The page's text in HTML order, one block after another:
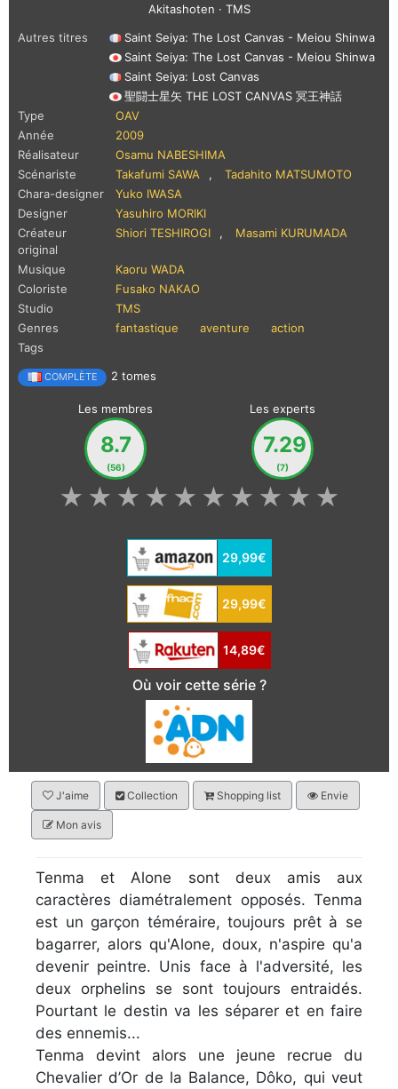
Akitashoten · TMS
Autres titres
Saint Seiya: The Lost Canvas - Meiou Shinwa
Saint Seiya: The Lost Canvas - Meiou Shinwa
Saint Seiya: Lost Canvas
聖闘士星矢 THE LOST CANVAS 冥王神話
Type
OAV
Année
2009
Réalisateur
Osamu NABESHIMA
Scénariste
Takafumi SAWA ,
Tadahito MATSUMOTO
Chara-designer
Yuko IWASA
Designer
Yasuhiro MORIKI
Créateur
original
Shiori TESHIROGI , Masami KURUMADA
Musique
Kaoru WADA
Coloriste
Fusako NAKAO
Studio
TMS
Genres
fantastique aventure
action
Tags
COMPLÈTE 2 tomes
Les membres
8.7
(56)
Les experts
7.29
(7)
★
★
★
★
★
★
★
★
★
★
29,99€
29,99€
14,89€
Où voir cette série ?
J'aime Collection Shopping list Envie
Mon avis
Tenma et Alone sont deux amis aux
caractères diamétralement opposés. Tenma
est un garçon téméraire, toujours prêt à se
bagarrer, alors qu'Alone, doux, n'aspire qu'a
devenir peintre. Unis face à l'adversité, les
deux orphelins se sont toujours entraidés.
Pourtant le destin va les séparer et en faire
des ennemis...
Tenma devint alors une jeune recrue du
Chevalier d’Or de la Balance, Dôko, qui veut